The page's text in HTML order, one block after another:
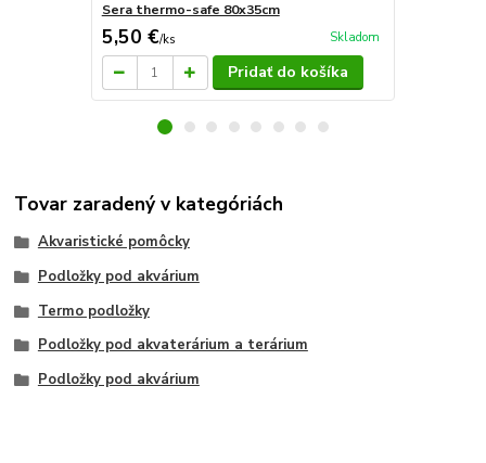
Sera thermo-safe 80x35cm
5,50 €/ks Skladom
Pridať do košíka
Tovar zaradený v kategóriách
Akvaristické pomôcky
Podložky pod akvárium
Termo podložky
Podložky pod akvaterárium a terárium
Podložky pod akvárium